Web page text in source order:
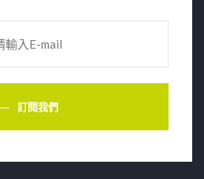
訂閱我們